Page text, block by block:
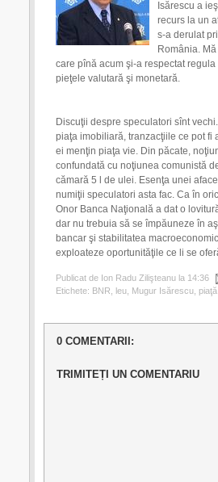
Isărescu a
recurs la un
s-a derulat
România.
care pînă acum şi-a respectat
pieţele valutară şi monetară.
Discuţii despre speculatori sînt
piaţa imobiliară, tranzacţiile ce pot fi
ei menţin piaţa vie. Din păcate,
confundată cu noţiunea comunistă
cămară 5 l de ulei. Esenţa unei
numiţii speculatori asta fac. Ca în
Onor Banca Naţională a dat o
dar nu trebuia să se împăuneze în
bancar şi stabilitatea
exploateze oportunităţile ce li se
Publicat de Ion Radu Zilişteanu la 14:36
Etichete: BNR leu Mugur Isărescu
0 COMENTARII:
TRIMITEȚI UN COMENTARIU